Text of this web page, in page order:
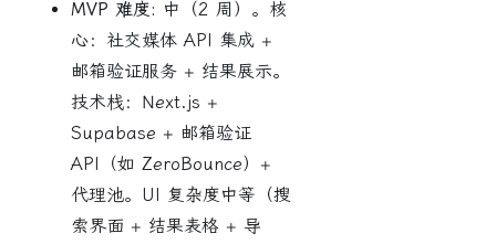
MVP 难度: 中（2 周）。核
心：社交媒体 API 集成 +
邮箱验证服务 + 结果展示。
技术栈：Next.js +
Supabase + 邮箱验证
API（如 ZeroBounce）+
代理池。UI 复杂度中等（搜
索界面 + 结果表格 + 导